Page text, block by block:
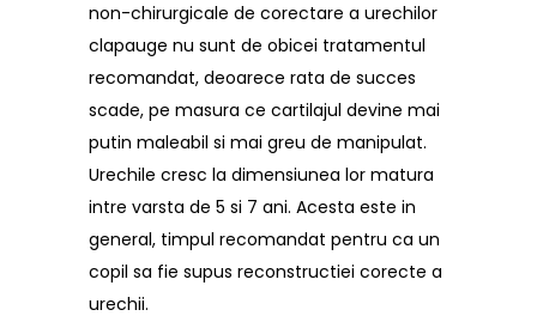
non-chirurgicale de corectare a urechilor
clapauge nu sunt de obicei tratamentul
recomandat, deoarece rata de succes
scade, pe masura ce cartilajul devine mai
putin maleabil si mai greu de manipulat.
Urechile cresc la dimensiunea lor matura
intre varsta de 5 si 7 ani. Acesta este in
general, timpul recomandat pentru ca un
copil sa fie supus reconstructiei corecte a
urechii.